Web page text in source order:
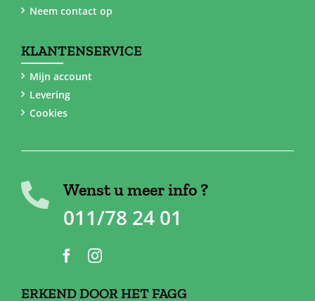
Neem contact op
KLANTENSERVICE
Mijn account
Levering
Cookies
Wenst u meer info ?
011/78 24 01
ERKEND DOOR HET FAGG